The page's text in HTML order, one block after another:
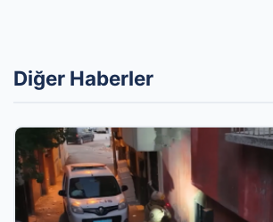
Diğer Haberler